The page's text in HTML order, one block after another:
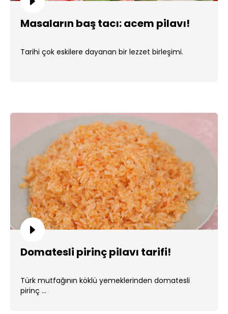
Masaların baş tacı: acem pilavı!
Tarihi çok eskilere dayanan bir lezzet birleşimi.
Domatesli pirinç pilavı tarifi!
Türk mutfağının köklü yemeklerinden domatesli
pirinç ...